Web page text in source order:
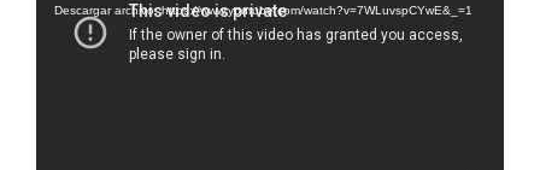
vídeo
Descargar archivo: https://www.youtube.com/watch?v=7WLuvspCYwE&_=1